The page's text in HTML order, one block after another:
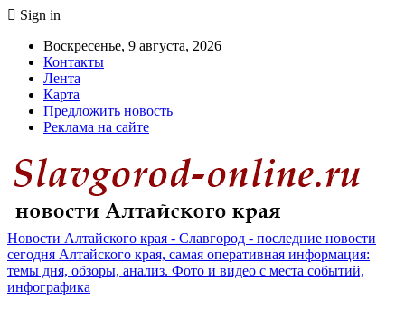
Sign in
Воскресенье, 9 августа, 2026
Контакты
Лента
Карта
Предложить новость
Реклама на сайте
Новости Алтайского края - Славгород - последние новости
сегодня Алтайского края, самая оперативная информация:
темы дня, обзоры, анализ. Фото и видео с места событий,
инфографика